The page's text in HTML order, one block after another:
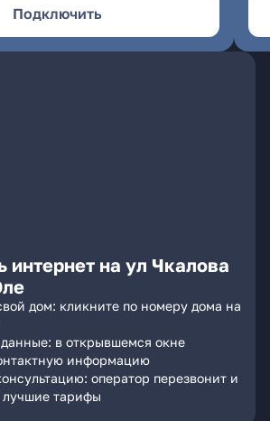
Подключить
интернет на ул Чкалова
дом: кликните по номеру дома на
в открывшемся окне
информацию
оператор перезвонит и
лучшие тарифы